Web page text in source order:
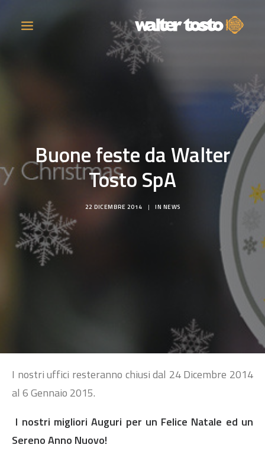
ATTIVITÀ
CONTATTI
LAVORA CON NOI
NEWS
Buone feste da Walter
Tosto SpA
22 DICEMBRE 2014 | IN NEWS
I nostri uffici resteranno chiusi dal 24 Dicembre 2014
al 6 Gennaio 2015.
I nostri migliori Auguri per un Felice Natale ed un
Sereno Anno Nuovo!